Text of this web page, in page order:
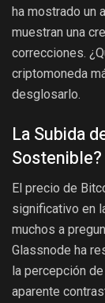
ha mostrado un
muestran una
correcciones.
criptomoneda
desglosarlo.
La Subida
Sostenible?
El precio de
significativo en
muchos a
Glassnode ha
la percepción
aparente